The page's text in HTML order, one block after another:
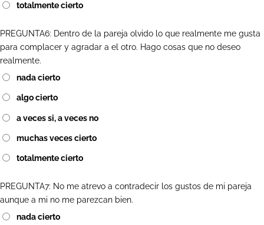
totalmente cierto
PREGUNTA6: Dentro de la pareja olvido lo que realmente me gusta
para complacer y agradar a el otro. Hago cosas que no deseo
realmente.
nada cierto
algo cierto
a veces si, a veces no
muchas veces cierto
totalmente cierto
PREGUNTA7: No me atrevo a contradecir los gustos de mi pareja
aunque a mi no me parezcan bien.
nada cierto